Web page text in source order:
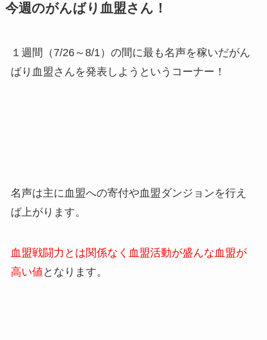
今週のがんばり血盟さん！
１週間（7/26～8/1）の間に最も名声を稼いだがん
ばり血盟さんを発表しようというコーナー！
名声は主に血盟への寄付や血盟ダンジョンを行え
ば上がります。
血盟戦闘力とは関係なく血盟活動が盛んな血盟が
高い値 となります。